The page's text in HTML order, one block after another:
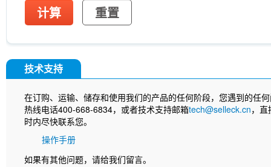
计算 重置
技术支持
在订购、运输、储存和使用我们的产品的任何阶段，您遇到的任
热线电话400-668-6834，或者技术支持邮箱tech@selleck.cn，
时内尽快联系您。
操作手册
如果有其他问题，请给我们留言。